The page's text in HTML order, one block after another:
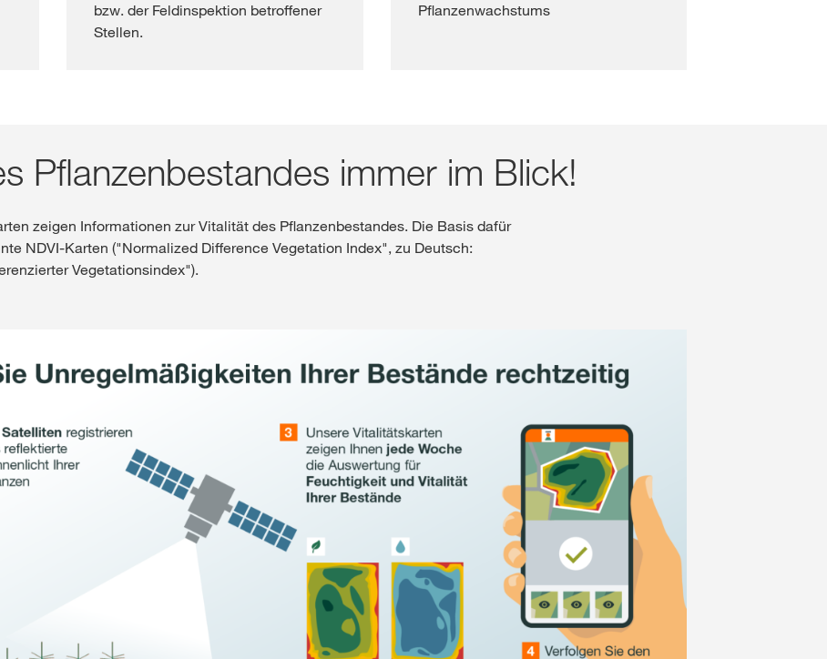
bzw. der Feldinspektion betroffener
Stellen.
Pflanzenwachstums
Pflanzenbestandes immer im Blick!
zeigen Informationen zur Vitalität des Pflanzenbestandes. Die Basis dafür
NDVI-Karten ("Normalized Difference Vegetation Index", zu Deutsch:
Vegetationsindex").